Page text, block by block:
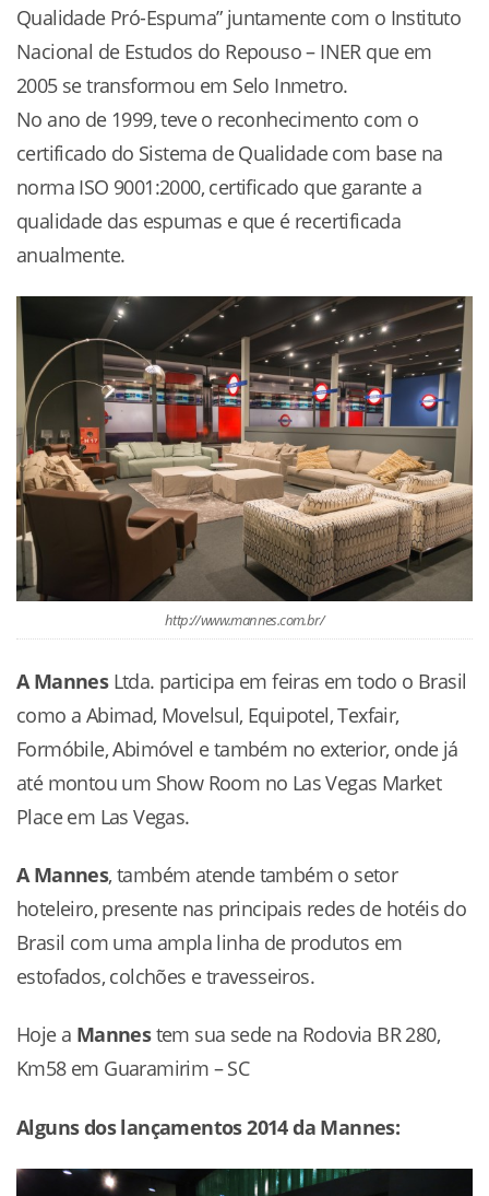
Qualidade Pró-Espuma” juntamente com o Instituto
Nacional de Estudos do Repouso – INER que em
2005 se transformou em Selo Inmetro.
No ano de 1999, teve o reconhecimento com o
certificado do Sistema de Qualidade com base na
norma ISO 9001:2000, certificado que garante a
qualidade das espumas e que é recertificada
anualmente.
http://www.mannes.com.br/
A MannesLtda. participa em feiras em todo o Brasil
como a Abimad, Movelsul, Equipotel, Texfair,
Formóbile, Abimóvel e também no exterior, onde já
até montou um Show Room no Las Vegas Market
Place em Las Vegas.
A Mannes, também atende também o setor
hoteleiro, presente nas principais redes de hotéis do
Brasil com uma ampla linha de produtos em
estofados, colchões e travesseiros.
Hoje a Mannestem sua sede na Rodovia BR 280,
Km58 em Guaramirim – SC
Alguns dos lançamentos 2014 da Mannes: